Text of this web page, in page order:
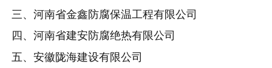
三、河南省金鑫防腐保温工程有限公司
四、河南省建安防腐绝热有限公司
五、安徽陇海建设有限公司